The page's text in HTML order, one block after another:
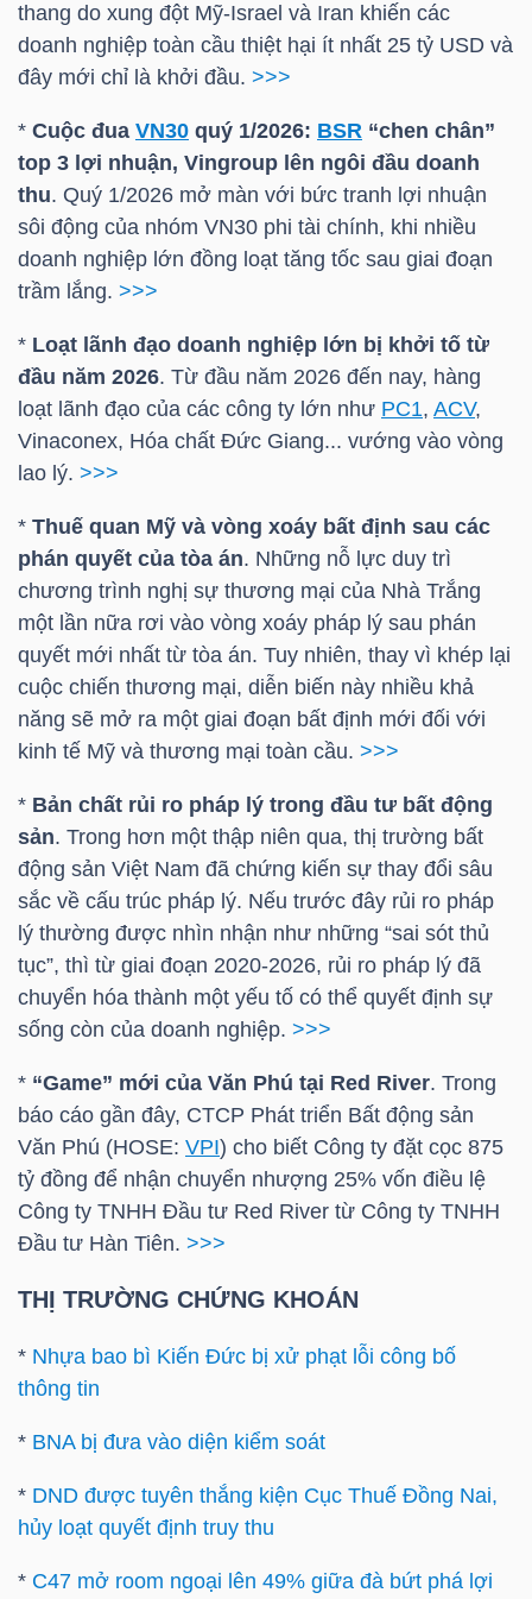
thang do xung đột Mỹ-Israel và Iran khiến các
doanh nghiệp toàn cầu thiệt hại ít nhất 25 tỷ USD và
đây mới chỉ là khởi đầu. >>>
* Cuộc đua VN30 quý 1/2026: BSR “chen chân”
top 3 lợi nhuận, Vingroup lên ngôi đầu doanh
thu. Quý 1/2026 mở màn với bức tranh lợi nhuận
sôi động của nhóm VN30 phi tài chính, khi nhiều
doanh nghiệp lớn đồng loạt tăng tốc sau giai đoạn
trầm lắng. >>>
* Loạt lãnh đạo doanh nghiệp lớn bị khởi tố từ
đầu năm 2026. Từ đầu năm 2026 đến nay, hàng
loạt lãnh đạo của các công ty lớn như PC1, ACV,
Vinaconex, Hóa chất Đức Giang... vướng vào vòng
lao lý. >>>
* Thuế quan Mỹ và vòng xoáy bất định sau các
phán quyết của tòa án. Những nỗ lực duy trì
chương trình nghị sự thương mại của Nhà Trắng
một lần nữa rơi vào vòng xoáy pháp lý sau phán
quyết mới nhất từ tòa án. Tuy nhiên, thay vì khép lại
cuộc chiến thương mại, diễn biến này nhiều khả
năng sẽ mở ra một giai đoạn bất định mới đối với
kinh tế Mỹ và thương mại toàn cầu. >>>
* Bản chất rủi ro pháp lý trong đầu tư bất động
sản. Trong hơn một thập niên qua, thị trường bất
động sản Việt Nam đã chứng kiến sự thay đổi sâu
sắc về cấu trúc pháp lý. Nếu trước đây rủi ro pháp
lý thường được nhìn nhận như những “sai sót thủ
tục”, thì từ giai đoạn 2020-2026, rủi ro pháp lý đã
chuyển hóa thành một yếu tố có thể quyết định sự
sống còn của doanh nghiệp. >>>
* “Game” mới của Văn Phú tại Red River. Trong
báo cáo gần đây, CTCP Phát triển Bất động sản
Văn Phú (HOSE: VPI) cho biết Công ty đặt cọc 875
tỷ đồng để nhận chuyển nhượng 25% vốn điều lệ
Công ty TNHH Đầu tư Red River từ Công ty TNHH
Đầu tư Hàn Tiên. >>>
THỊ TRƯỜNG CHỨNG KHOÁN
* Nhựa bao bì Kiến Đức bị xử phạt lỗi công bố
thông tin
* BNA bị đưa vào diện kiểm soát
* DND được tuyên thắng kiện Cục Thuế Đồng Nai,
hủy loạt quyết định truy thu
* C47 mở room ngoại lên 49% giữa đà bứt phá lợi
YẾU
TIÊU
DÙNG
THIẾT
YẾU
CHĂM
SÓC
SỨC
TÀI
CHÍNH
NGHỆ
THÔNG
TIN
TRUYỀN
THÔNG
TIỆN
ÍCH
BẤT
ĐỘNG